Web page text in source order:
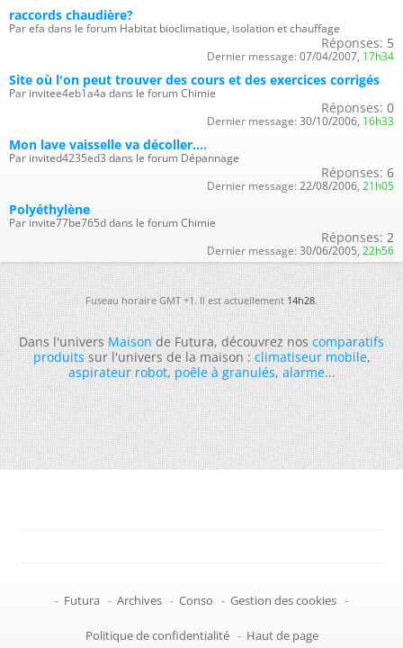
raccords chaudière?
Par efa dans le forum Habitat bioclimatique, isolation et chauffage
Réponses: 5
Dernier message: 07/04/2007, 17h34
Site où l'on peut trouver des cours et des exercices corrigés
Par invitee4eb1a4a dans le forum Chimie
Réponses: 0
Dernier message: 30/10/2006, 16h33
Mon lave vaisselle va décoller....
Par invited4235ed3 dans le forum Dépannage
Réponses: 6
Dernier message: 22/08/2006, 21h05
Polyéthylène
Par invite77be765d dans le forum Chimie
Réponses: 2
Dernier message: 30/06/2005, 22h56
Fuseau horaire GMT +1. Il est actuellement14h28.
Dans l'universMaisonde Futura, découvrez noscomparatifs
produitssur l'univers de la maison :climatiseur mobile,
aspirateur robot,poêle à granulés,alarme...
- Futura - Archives - Conso - Gestion des cookies -
Politique de confidentialité - Haut de page